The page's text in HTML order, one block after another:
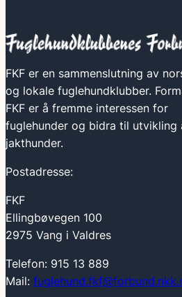
FKF er en sammenslutning av
og lokale fuglehundklubber.
FKF er å fremme interessen for
fuglehunder og bidra til utvikling
jakthunder.
Postadresse:
FKF
Ellingbøvegen 100
2975 Vang i Valdres
Telefon: 915 13 889
Mail: